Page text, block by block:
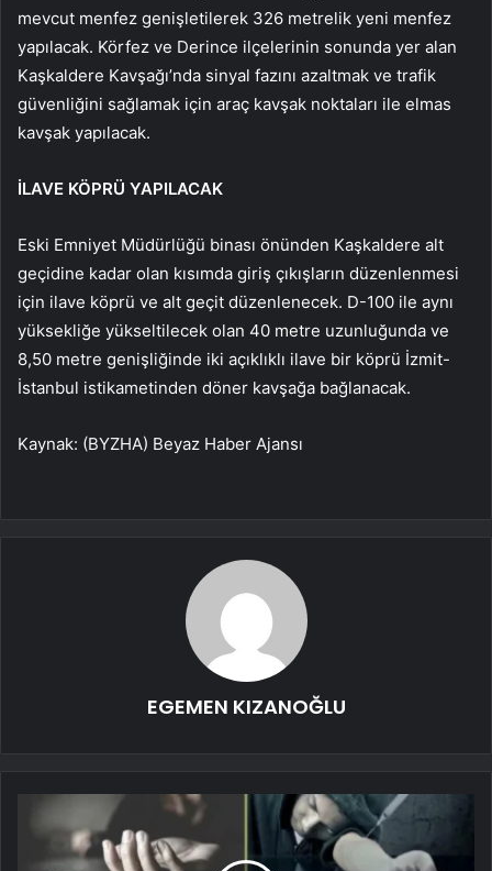
mevcut menfez genişletilerek 326 metrelik yeni menfez
yapılacak. Körfez ve Derince ilçelerinin sonunda yer alan
Kaşkaldere Kavşağı’nda sinyal fazını azaltmak ve trafik
güvenliğini sağlamak için araç kavşak noktaları ile elmas
kavşak yapılacak.
İLAVE KÖPRÜ YAPILACAK
Eski Emniyet Müdürlüğü binası önünden Kaşkaldere alt
geçidine kadar olan kısımda giriş çıkışların düzenlenmesi
için ilave köprü ve alt geçit düzenlenecek. D-100 ile aynı
yüksekliğe yükseltilecek olan 40 metre uzunluğunda ve
8,50 metre genişliğinde iki açıklıklı ilave bir köprü İzmit-
İstanbul istikametinden döner kavşağa bağlanacak.
Kaynak: (BYZHA) Beyaz Haber Ajansı
EGEMEN KIZANOĞLU